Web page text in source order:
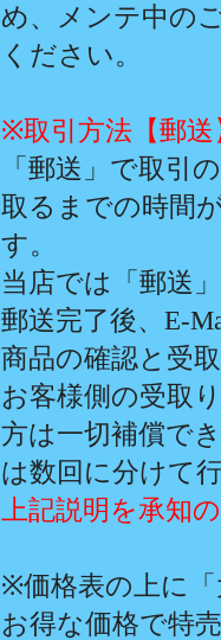
め、メンテ中の
ください。
※取引方法【郵
「郵送」で取引
取るまでの時間
す。
当店では「郵送
郵送完了後、E-
商品の確認と受
お客様側の受取
方は一切補償で
は数回に分けて
上記説明を承知
※価格表の上に
お得な価格で特